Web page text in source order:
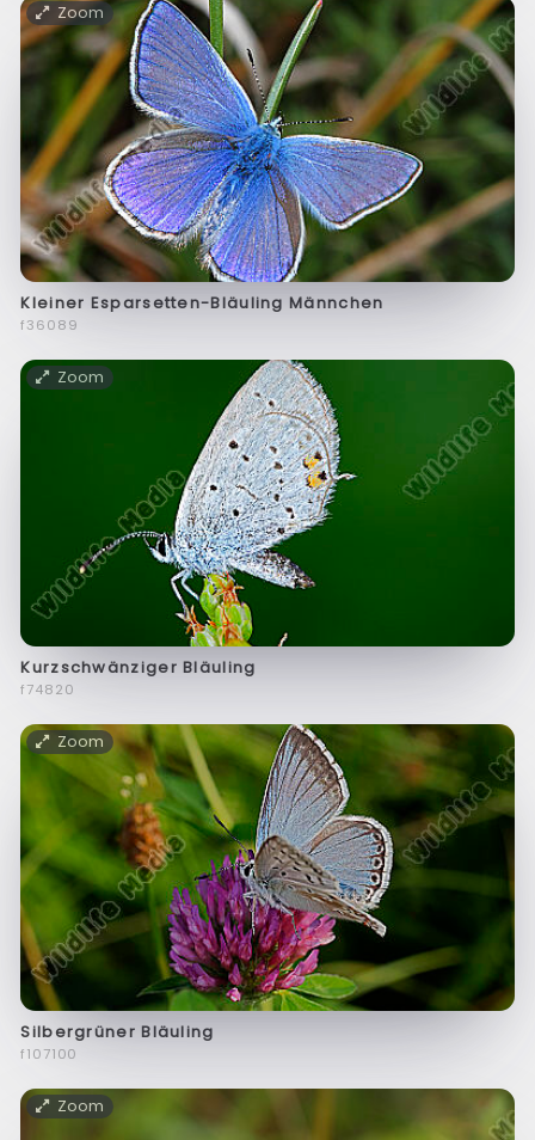
Zoom
Kleiner Esparsetten-Bläuling Männchen
f36089
Zoom
Kurzschwänziger Bläuling
f74820
Zoom
Silbergrüner Bläuling
f107100
Zoom